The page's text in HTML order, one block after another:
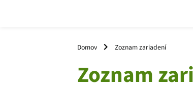
Domov Zoznam zariadení
Zoznam